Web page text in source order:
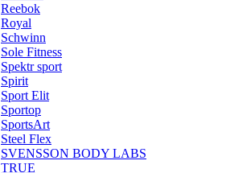
Reebok
Royal
Schwinn
Sole Fitness
Spektr sport
Spirit
Sport Elit
Sportop
SportsArt
Steel Flex
SVENSSON BODY LABS
TRUE